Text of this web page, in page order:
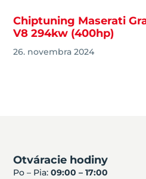
Chiptuning Maserati
V8 294kw (400hp)
26. novembra 2024
Otváracie hodiny
Po – Pia:09:00 – 17:00